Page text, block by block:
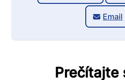
Email
Prečítajte